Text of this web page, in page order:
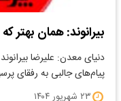
بیرانوند: همان بهتر
دنیای معدن: علیرضا
پیام‌های جالبی به رفقای
۲۳ شهریور ۱۴۰۴